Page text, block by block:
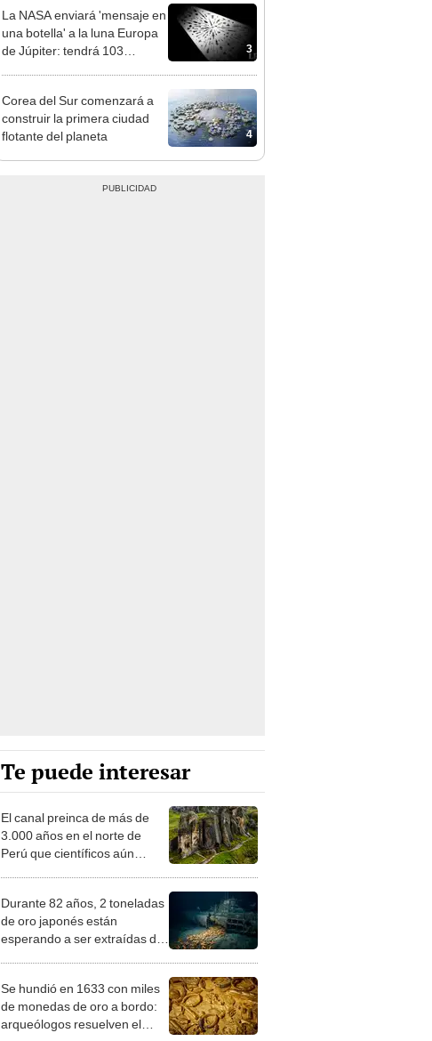
3
La NASA enviará 'mensaje en
una botella' a la luna Europa
de Júpiter: tendrá 103
4
Corea del Sur comenzará a
construir la primera ciudad
flotante del planeta
Te puede interesar
El canal preinca de más de
3.000 años en el norte de
Perú que científicos aún
Durante 82 años, 2 toneladas
de oro japonés están
esperando a ser extraídas del
Se hundió en 1633 con miles
de monedas de oro a bordo:
arqueólogos resuelven el